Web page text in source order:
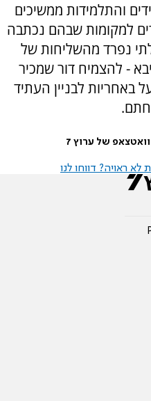
והתלמידות ממשיכים
למקומות שבהם נכתבה
נפרד מהשליחות של
- להצמיח דור שמכיר
באחריות לבניין העתיד
של ערוץ 7
ראויה? דווחו לנו